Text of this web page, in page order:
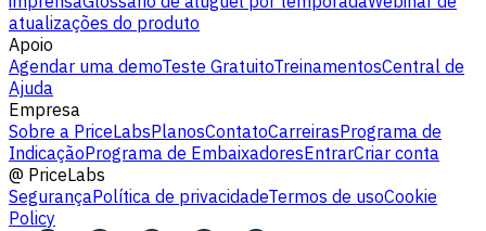
atualizações do produto
Apoio
Agendar uma demoTeste GratuitoTreinamentosCentral de
Ajuda
Empresa
Sobre a PriceLabsPlanosContatoCarreirasPrograma de
IndicaçãoPrograma de EmbaixadoresEntrarCriar conta
@ PriceLabs
SegurançaPolítica de privacidadeTermos de usoCookie
Policy